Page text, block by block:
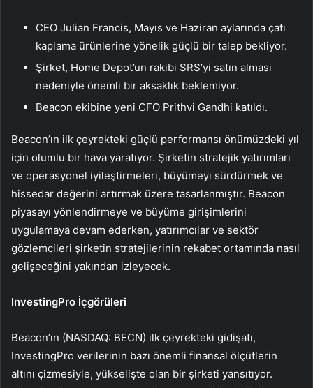
CEO Julian Francis, Mayıs ve Haziran aylarında çatı
kaplama ürünlerine yönelik güçlü bir talep bekliyor.
Şirket, Home Depot’un rakibi SRS’yi satın alması
nedeniyle önemli bir aksaklık beklemiyor.
Beacon ekibine yeni CFO Prithvi Gandhi katıldı.
Beacon’ın ilk çeyrekteki güçlü performansı önümüzdeki yıl
için olumlu bir hava yaratıyor. Şirketin stratejik yatırımları
ve operasyonel iyileştirmeleri, büyümeyi sürdürmek ve
hissedar değerini artırmak üzere tasarlanmıştır. Beacon
piyasayı yönlendirmeye ve büyüme girişimlerini
uygulamaya devam ederken, yatırımcılar ve sektör
gözlemcileri şirketin stratejilerinin rekabet ortamında nasıl
gelişeceğini yakından izleyecek.
InvestingPro İçgörüleri
Beacon’ın (NASDAQ: BECN) ilk çeyrekteki gidişatı,
InvestingPro verilerinin bazı önemli finansal ölçütlerin
altını çizmesiyle, yükselişte olan bir şirketi yansıtıyor.